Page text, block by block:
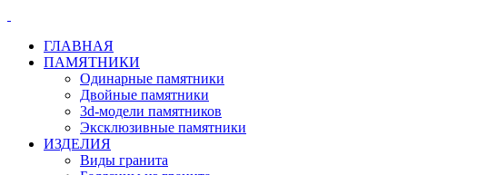
ГЛАВНАЯ
ПАМЯТНИКИ
Одинарные памятники
Двойные памятники
3d-модели памятников
Эксклюзивные памятники
ИЗДЕЛИЯ
Виды гранита